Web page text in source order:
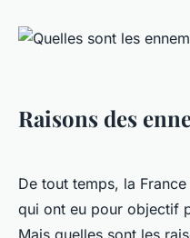
Raisons des
De tout temps, la
qui ont eu pour objectif